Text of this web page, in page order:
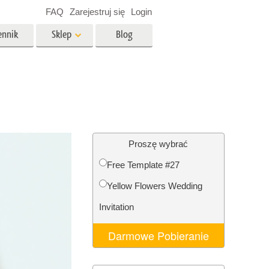
Foto Przywracanie Usługi
Sklep
dla
Blog
FAQ Zarejestruj się Login
Proszę wybrać
Free Template #27
Yellow Flowers Wedding
Invitation
Darmowe Pobieranie